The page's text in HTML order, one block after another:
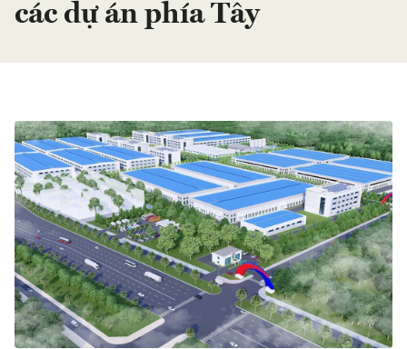
các dự án phía Tây